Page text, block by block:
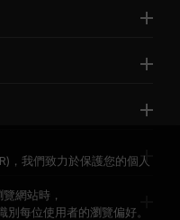
，我們致力於保護您的個人
網站時，
每位使用者的瀏覽偏好。